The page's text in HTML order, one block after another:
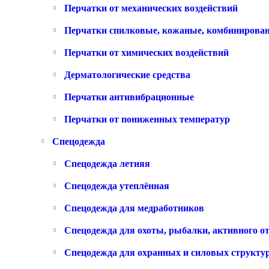
Перчатки от механических воздействий
Перчатки спилковые, кожаные,
Перчатки от химических воздействий
Дерматологические средства
Перчатки антивибрационные
Перчатки от пониженных температур
Спецодежда
Спецодежда летняя
Спецодежда утеплённая
Спецодежда для медработников
Спецодежда для охоты, рыбалки, активного
Спецодежда для охранных и силовых